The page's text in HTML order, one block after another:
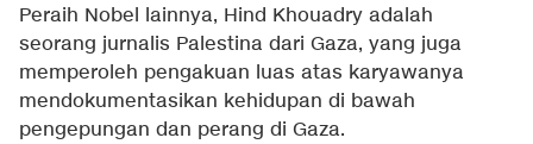
Peraih Nobel lainnya, Hind Khouadry adalah
seorang jurnalis Palestina dari Gaza, yang juga
memperoleh pengakuan luas atas karyawanya
mendokumentasikan kehidupan di bawah
pengepungan dan perang di Gaza.